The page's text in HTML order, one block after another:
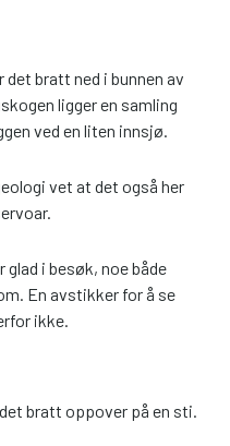
bratt ned i bunnen av
ligger en samling
ved en liten innsjø.
vet at det også her
glad i besøk, noe både
En avstikker for å se
ikke.
bratt oppover på en sti.